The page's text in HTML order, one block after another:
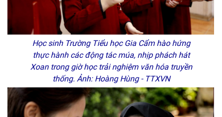
Học sinh Trường Tiểu học Gia Cẩm hào hứng
thực hành các động tác múa, nhịp phách hát
Xoan trong giờ học trải nghiệm văn hóa truyền
thống. Ảnh: Hoàng Hùng - TTXVN